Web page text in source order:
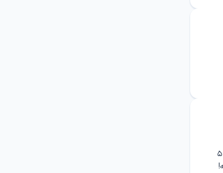
از ۱۴۰۵/۵/۵ فقط به مدت ۵ روز | تخفیف روی دوره‌ها و کتاب‌های سرا | تا ۵